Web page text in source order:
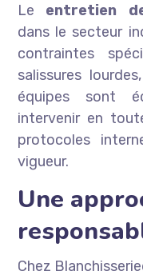
Le entretien
dans le secteur
contraintes
salissures
équipes sont
intervenir en
protocoles
vigueur.
Une
Chez